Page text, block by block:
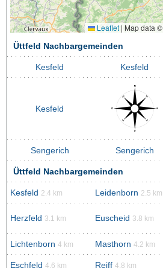
Leaflet | Map data ©
Üttfeld Nachbargemeinden
Kesfeld Kesfeld
Kesfeld
Sengerich Sengerich
Üttfeld Nachbargemeinden
Kesfeld 2.4 km Leidenborn 2.5 km
Herzfeld 3.1 km Euscheid 3.8 km
Lichtenborn 4 km Masthorn 4.2 km
Eschfeld 4.6 km Reiff 4.8 km